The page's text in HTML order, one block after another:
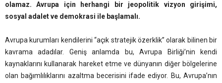
olamaz. Avrupa için herhangi bir jeopolitik vizyon girişimi,
sosyal adalet ve demokrasi ile başlamalı.
Avrupa kurumları kendilerini “açık stratejik özerklik” olarak bilinen bir
kavrama adadılar. Geniş anlamda bu, Avrupa Birliği’nin kendi
kaynaklarını kullanarak hareket etme ve dünyanın diğer bölgelerine
olan bağımlılıklarını azaltma becerisini ifade ediyor. Bu, Avrupa’nın